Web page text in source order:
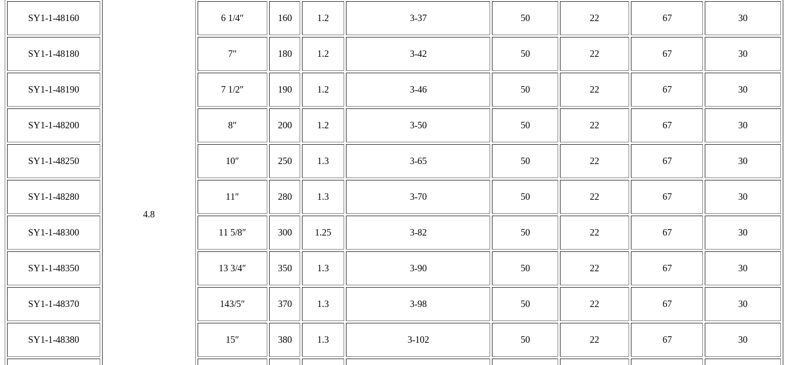
4.8
SY1-1-48160 6 1/4″ 160 1.2 3-37 50 22 67 30
SY1-1-48180 7″ 180 1.2 3-42 50 22 67 30
SY1-1-48190 7 1/2″ 190 1.2 3-46 50 22 67 30
SY1-1-48200 8″ 200 1.2 3-50 50 22 67 30
SY1-1-48250 10″ 250 1.3 3-65 50 22 67 30
SY1-1-48280 11″ 280 1.3 3-70 50 22 67 30
SY1-1-48300 11 5/8″ 300 1.25 3-82 50 22 67 30
SY1-1-48350 13 3/4″ 350 1.3 3-90 50 22 67 30
SY1-1-48370 143/5″ 370 1.3 3-98 50 22 67 30
SY1-1-48380 15″ 380 1.3 3-102 50 22 67 30